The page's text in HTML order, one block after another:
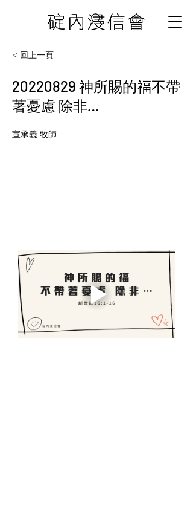
< 回上一頁
20220829 神所賜的福不帶
著憂慮 除非…
宣承義 牧師